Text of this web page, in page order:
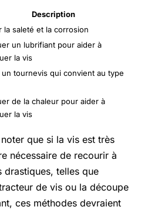
Description
la saleté et la corrosion
un lubrifiant pour aider à
la vis
un tournevis qui convient au type
de la chaleur pour aider à
la vis
que si la vis est très
nécessaire de recourir à
drastiques, telles que
de vis ou la découpe
ces méthodes devraient